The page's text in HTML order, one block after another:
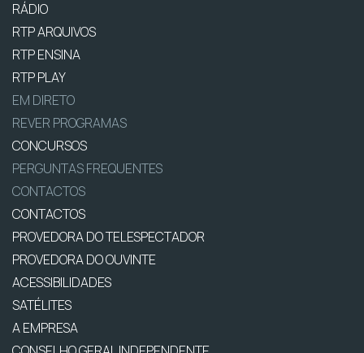
RÁDIO
RTP ARQUIVOS
RTP ENSINA
RTP PLAY
EM DIRETO
REVER PROGRAMAS
CONCURSOS
PERGUNTAS FREQUENTES
CONTACTOS
CONTACTOS
PROVEDORA DO TELESPECTADOR
PROVEDORA DO OUVINTE
ACESSIBILIDADES
SATÉLITES
A EMPRESA